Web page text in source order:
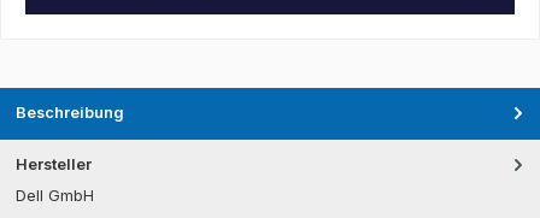
Beschreibung
Hersteller
Dell GmbH